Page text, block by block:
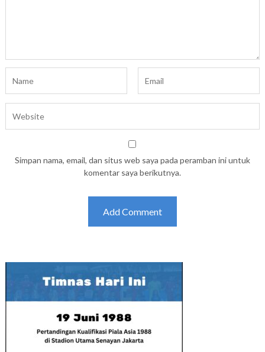
Simpan nama, email, dan situs web saya pada peramban ini untuk
komentar saya berikutnya.